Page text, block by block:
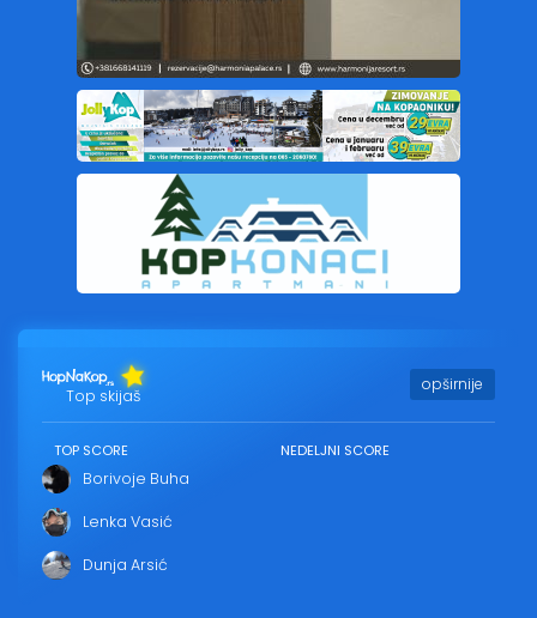
Top skijaš
opširnije
TOP SCORE
Borivoje Buha
Lenka Vasić
Dunja Arsić
NEDELJNI SCORE